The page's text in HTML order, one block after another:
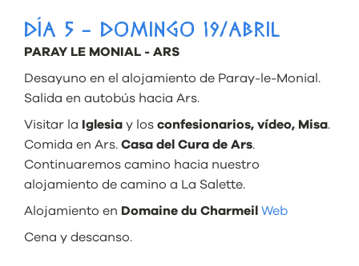
DÍA 5 - DOMINGO 19/ABRIL
PARAY LE MONIAL - ARS
Desayuno en el alojamiento de Paray-le-Monial.
Salida en autobús hacia Ars.
Visitar la Iglesia y los confesionarios, vídeo, Misa.
Comida en Ars. Casa del Cura de Ars.
Continuaremos camino hacia nuestro
alojamiento de camino a La Salette.
Alojamiento en Domaine du Charmeil Web
Cena y descanso.